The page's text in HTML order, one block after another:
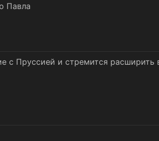
Павла
с Пруссией и стремится расширить